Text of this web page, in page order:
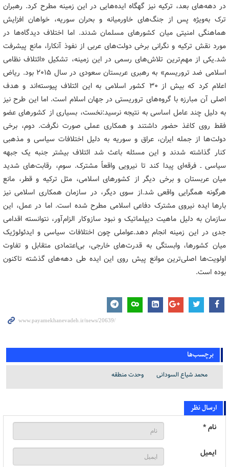
در دهه‌های بعد، ترکیه نیز گهگاه ایده‌هایی در این زمینه مطرح کرد. رهبران
ترک به‌ویژه پس از جنگ‌های خاورمیانه و بحران سوریه، خواهان افزایش
هماهنگی امنیتی میان کشورهای مسلمان شدند. اما اختلاف دیدگاه‌ها در
مورد نقش ترکیه و نگرانی برخی دولت‌های عربی از نفوذ آنکارا، مانع پیشرفت
شد.یکی از مهم‌ترین تلاش‌های رسمی در این زمینه، تشکیل «ائتلاف نظامی
اسلامی ضد تروریسم» به رهبری عربستان سعودی در سال ۲۰۱۵ بود. ریاض
اعلام کرد که بیش از ۳۰ کشور اسلامی به این ائتلاف پیوسته‌اند و هدف
اصلی آن مبارزه با گروه‌های تروریستی در جهان اسلام است. اما این طرح نیز
به دلیل چند عامل اساسی به نتیجه نرسید:نخست، بسیاری از کشورهای عضو
فقط روی کاغذ حضور داشتند و همکاری عملی صورت نگرفت. دوم، برخی
دولت‌ها از جمله ایران، عراق و سوریه به دلیل اختلافات سیاسی و مذهبی
کنار گذاشته شدند و این مسئله باعث شد ائتلاف بیشتر جنبه یک جبهه
سیاسی ـ فرقه‌ای پیدا کند تا نیرویی واقعاً مشترک. سوم، رقابت‌های شدید
میان عربستان و برخی دیگر از کشورهای اسلامی، مثل ترکیه و قطر، مانع
هرگونه همگرایی واقعی شد.از سوی دیگر، در سازمان همکاری اسلامی نیز
بارها ایده نیروی مشترک دفاعی اسلامی مطرح شده است. اما در عمل، این
سازمان به دلیل ماهیت دیپلماتیک و نبود سازوکار الزام‌آور، نتوانسته اقدامی
جدی در این زمینه انجام دهد.عواملی چون اختلافات سیاسی و ایدئولوژیک
میان کشورها، وابستگی به قدرت‌های خارجی، بی‌اعتمادی متقابل و تفاوت
اولویت‌ها اصلی‌ترین موانع پیش روی این ایده طی دهه‌های گذشته تاکنون
بوده است.
برچسب‌ها
محمد شیاع السودانی وحدت منطقه
ارسال نظر
نام *
ایمیل